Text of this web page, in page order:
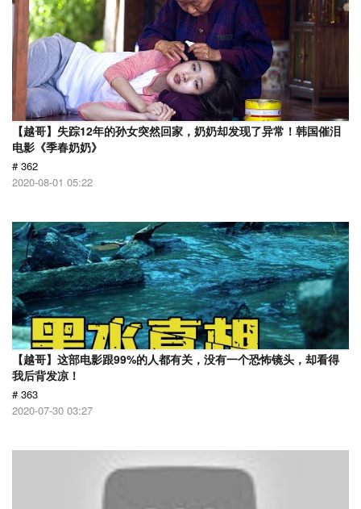
【越哥】失踪12年的孙女突然回家，奶奶却发现了异常！韩国催泪
电影《季春奶奶》
# 362
2020-08-01 05:22
【越哥】这部电影跟99%的人都有关，没有一个恐怖镜头，却看得
我后背发凉！
# 363
2020-07-30 03:27